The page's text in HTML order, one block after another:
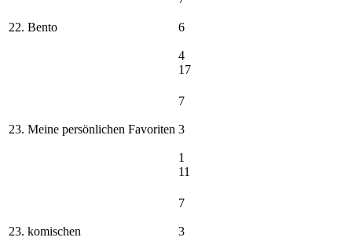
22. Bento 6
4
17
23. Meine persönlichen Favoriten
7
3
1
11
23. komischen
7
3